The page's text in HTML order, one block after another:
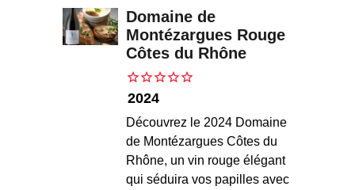
Domaine de
Montézargues Rouge
Côtes du Rhône
2024
Découvrez le 2024 Domaine
de Montézargues Côtes du
Rhône, un vin rouge élégant
qui séduira vos papilles avec